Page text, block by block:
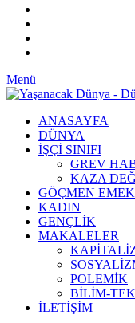
Menü
ANASAYFA
DÜNYA
İŞÇİ SINIFI
GREV
KAZA
GÖÇMEN
KADIN
GENÇLİK
MAKALELER
POLEMİK
BİLİM-
ILETIŞIM